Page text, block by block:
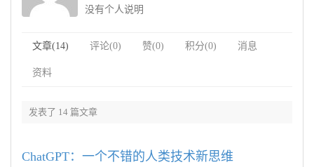
没有个人说明
文章(14) 评论(0) 赞(0) 积分(0) 消息
资料
发表了 14 篇文章
ChatGPT：一个不错的人类技术新思维